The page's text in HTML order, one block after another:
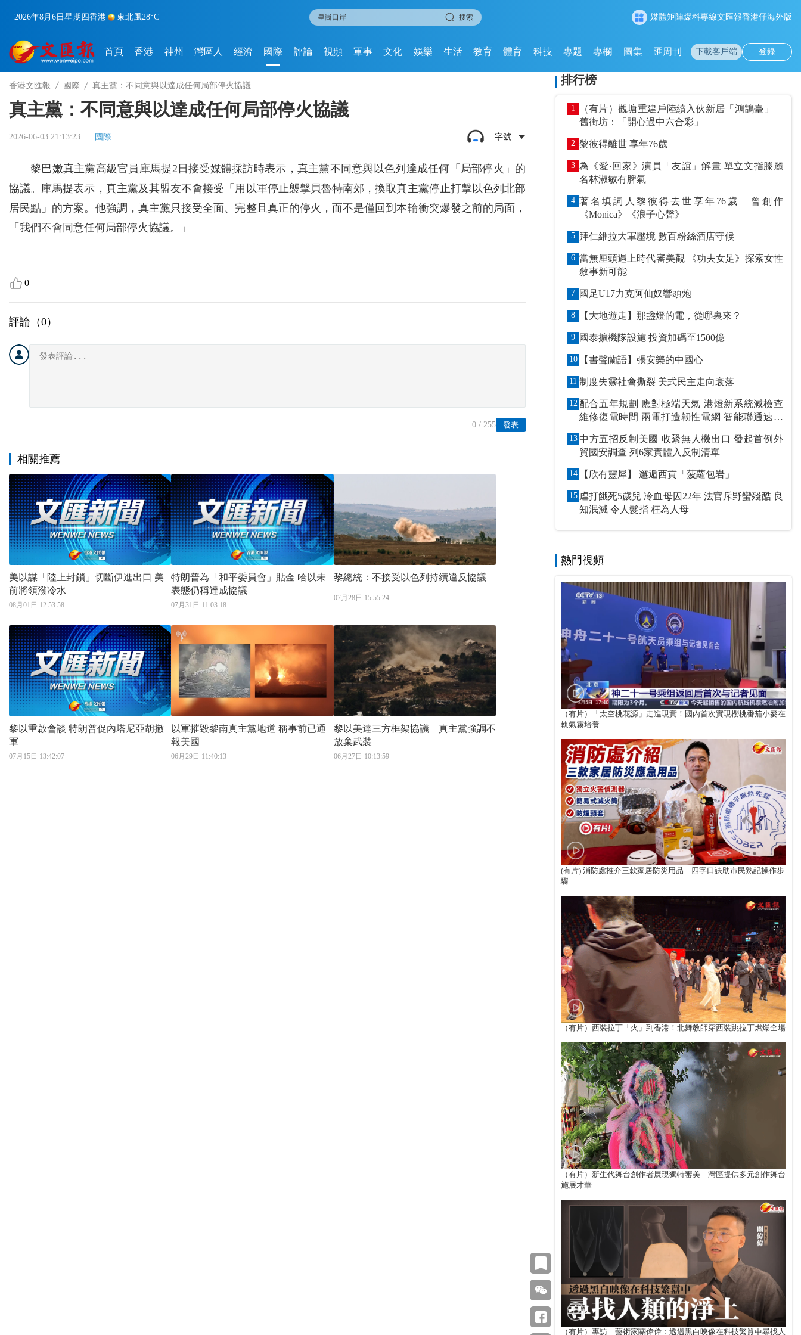
2026年8月6日 星期四香港 東北風28°C 搜索 媒體矩陣爆料專線文匯報香港仔海外版
首頁 香港 神州 灣區人 經濟 國際 評論 視頻 軍事 文化 娛樂 生活 教育 體育 科技 專題 專欄 圖集 匯周刊 下載客戶端 登錄
香港文匯報 國際 真主黨：不同意與以達成任何局部停火協議
真主黨：不同意與以達成任何局部停火協議
2026-06-03 21:13:23 國際 字號
黎巴嫩真主黨高級官員庫馬提2日接受媒體採訪時表示，真主黨不同意與以色列達成任何「局部停火」的
協議。庫馬提表示，真主黨及其盟友不會接受「用以軍停止襲擊貝魯特南郊，換取真主黨停止打擊以色列北部
居民點」的方案。他強調，真主黨只接受全面、完整且真正的停火，而不是僅回到本輪衝突爆發之前的局面，
「我們不會同意任何局部停火協議。」
0
評論（0）
發表
0 / 255
相關推薦
美以謀「陸上封鎖」切斷伊進出口 美
前將領潑冷水
08月01日 12:53:58
特朗普為「和平委員會」貼金 哈以未
表態仍稱達成協議
07月31日 11:03:18
黎總統：不接受以色列持續違反協議
07月28日 15:55:24
黎以重啟會談 特朗普促內塔尼亞胡撤
軍
07月15日 13:42:07
以軍摧毀黎南真主黨地道 稱事前已通
報美國
06月29日 11:40:13
黎以美達三方框架協議 真主黨強調不
放棄武裝
06月27日 10:13:59
排行榜
1
（有片）觀塘重建戶陸續入伙新居「鴻鵠臺」
舊街坊：「開心過中六合彩」
2 黎彼得離世 享年76歲
3 為《愛·回家》演員「友誼」解畫 單立文指滕麗
名林淑敏有脾氣
4 著名填詞人黎彼得去世享年76歲 曾創作
《Monica》《浪子心聲》
5 拜仁維拉大軍壓境 數百粉絲酒店守候
6 當無厘頭遇上時代審美觀 《功夫女足》探索女性
敘事新可能
7 國足U17力克阿仙奴響頭炮
8 【大地遊走】那盞燈的電，從哪裏來？
9 國泰擴機隊設施 投資加碼至1500億
10 【書聲蘭語】張安樂的中國心
11 制度失靈社會撕裂 美式民主走向衰落
12 配合五年規劃 應對極端天氣 港燈新系統減檢查
維修復電時間 兩電打造韌性電網 智能聯通速應
13 中方五招反制美國 收緊無人機出口 發起首例外
貿國安調查 列6家實體入反制清單
14 【欣有靈犀】 邂逅西貢「菠蘿包岩」
15 虐打餓死5歲兒 冷血母囚22年 法官斥野蠻殘酷 良
知泯滅 令人髮指 枉為人母
熱門視頻
（有片）「太空桃花源」走進現實！國內首次實現櫻桃番茄小麥在
軌氣霧培養
(有片) 消防處推介三款家居防災用品 四字口訣助市民熟記操作步
驟
（有片）西裝拉丁「火」到香港！北舞教師穿西裝跳拉丁燃爆全場
（有片）新生代舞台創作者展現獨特審美 灣區提供多元創作舞台
施展才華
（有片）專訪｜藝術家關偉偉：透過黑白映像在科技繁囂中尋找人